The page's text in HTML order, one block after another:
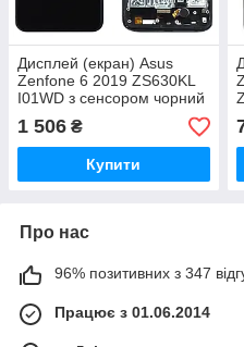
Дисплей (екран) Asus
Zenfone 6 2019 ZS630KL
I01WD з сенсором чорний
Original 100% з
передньою панеллю
1 506 ₴
Купити
Про нас
96% позитивних з 347
Працює з 01.06.2014